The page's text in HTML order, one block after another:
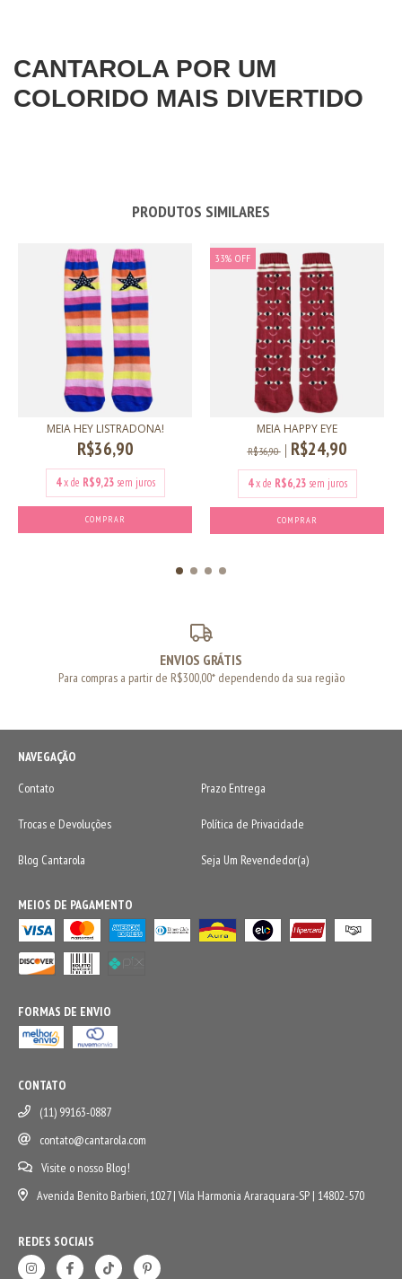
CANTAROLA POR UM
COLORIDO MAIS DIVERTIDO
PRODUTOS SIMILARES
MEIA HEY LISTRADONA!
R$36,90
4 x de R$9,23 sem juros
COMPRAR
33% OFF
MEIA HAPPY EYE
R$36,90 R$24,90
4 x de R$6,23 sem juros
COMPRAR
ENVIOS GRÁTIS
Para compras a partir de R$300,00* dependendo da sua região
NAVEGAÇÃO
Contato
Prazo Entrega
Trocas e Devoluções Política de Privacidade
Blog Cantarola Seja Um Revendedor(a)
MEIOS DE PAGAMENTO
FORMAS DE ENVIO
CONTATO
(11) 99163-0887
contato@cantarola.com
Visite o nosso Blog!
Avenida Benito Barbieri, 1027 | Vila Harmonia Araraquara-SP | 14802-570
REDES SOCIAIS